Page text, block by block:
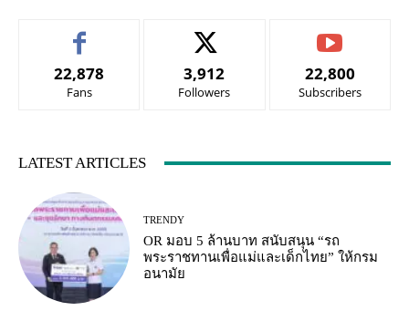
22,878
Fans
3,912
Followers
22,800
Subscribers
LATEST ARTICLES
TRENDY
OR มอบ 5 ล้านบาท สนับสนุน “รถ
พระราชทานเพื่อแม่และเด็กไทย” ให้กรม
อนามัย